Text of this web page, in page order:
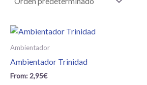
Ambientador
Ambientador Trinidad
From:2,95€